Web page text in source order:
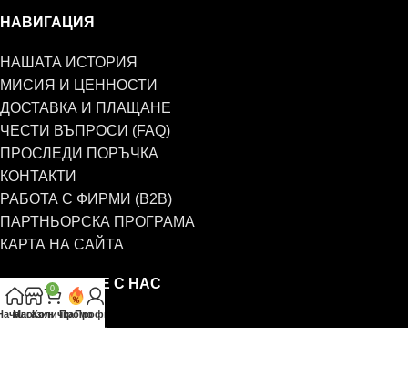
НАВИГАЦИЯ
НАШАТА ИСТОРИЯ
МИСИЯ И ЦЕННОСТИ
ДОСТАВКА И ПЛАЩАНЕ
ЧЕСТИ ВЪПРОСИ (FAQ)
ПРОСЛЕДИ ПОРЪЧКА
КОНТАКТИ
РАБОТА С ФИРМИ (B2B)
ПАРТНЬОРСКА ПРОГРАМА
КАРТА НА САЙТА
СВЪРЖЕТЕ СЕ С НАС
0885 323 661
Магазин
0
КоличкаПромоПрофил